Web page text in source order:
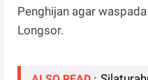
Penghijan agar
Longsor.